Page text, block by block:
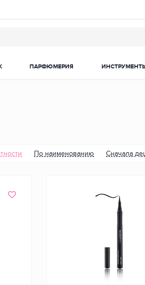
ПАРФЮМЕРИЯ
По наименованию Сначала